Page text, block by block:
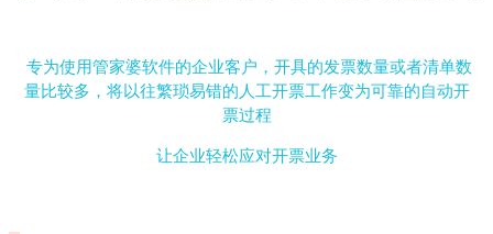
专为使用管家婆软件的企业客户，开具的发票数量或者清单数
量比较多，将以往繁琐易错的人工开票工作变为可靠的自动开
票过程
让企业轻松应对开票业务